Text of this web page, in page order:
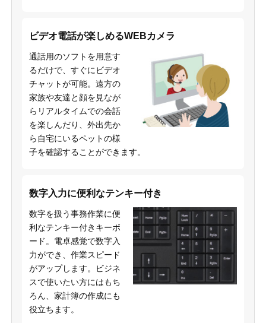
ビデオ電話が楽しめるWEBカメラ
通話用のソフトを用意す
るだけで、すぐにビデオ
チャットが可能。遠方の
家族や友達と顔を見なが
らリアルタイムでの会話
を楽しんだり、外出先か
ら自宅にいるペットの様
子を確認することができます。
数字入力に便利なテンキー付き
数字を扱う事務作業に便
利なテンキー付きキーボ
ード。電卓感覚で数字入
力ができ、作業スピード
がアップします。ビジネ
スで使いたい方にはもち
ろん、家計簿の作成にも
役立ちます。